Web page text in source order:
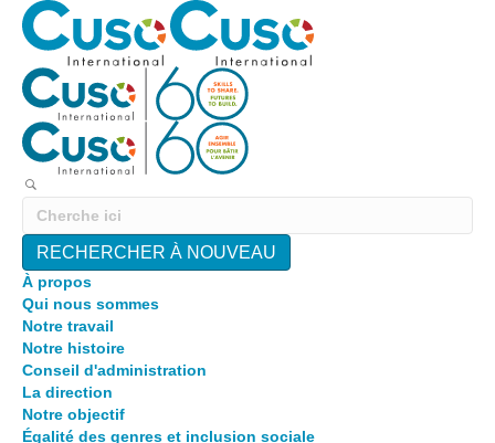
RECHERCHER À NOUVEAU
À propos
Qui nous sommes
Notre travail
Notre histoire
Conseil d'administration
La direction
Notre objectif
Égalité des genres et inclusion sociale